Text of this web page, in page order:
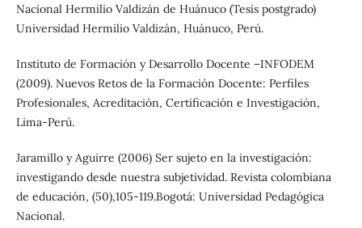
Nacional Hermilio Valdizán de Huánuco (Tesis postgrado)
Universidad Hermilio Valdizán, Huánuco, Perú.
Instituto de Formación y Desarrollo Docente –INFODEM
(2009). Nuevos Retos de la Formación Docente: Perfiles
Profesionales, Acreditación, Certificación e Investigación,
Lima-Perú.
Jaramillo y Aguirre (2006) Ser sujeto en la investigación:
investigando desde nuestra subjetividad. Revista colombiana
de educación, (50),105-119.Bogotá: Universidad Pedagógica
Nacional.